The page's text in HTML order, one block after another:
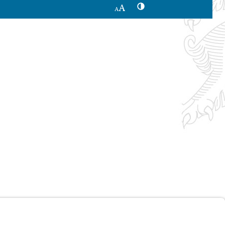
SchriftgrößeKontrastwechsel